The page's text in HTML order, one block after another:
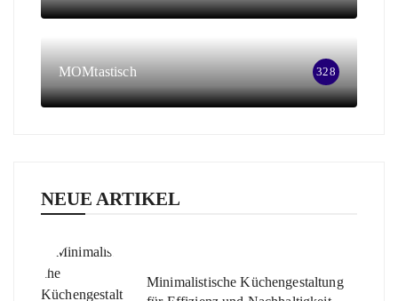
MOMtastisch 328
NEUE ARTIKEL
Minimalistische Küchengestaltung